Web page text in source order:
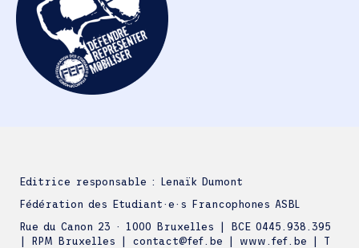
Editrice responsable : Lenaïk Dumont
Fédération des Etudiant·e·s Francophones ASBL
Rue du Canon 23 · 1000 Bruxelles | BCE 0445.938.395
| RPM Bruxelles | contact@fef.be | www.fef.be | T